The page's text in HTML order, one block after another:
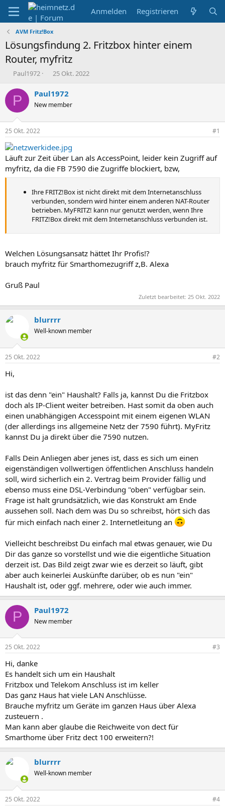
Anmelden Registrieren
AVM Fritz!Box
Lösungsfindung 2. Fritzbox hinter einem
Router, myfritz
E
s
e
r
Paul1972
E
s
e
t
a
m
25 Okt. 2022
P Paul1972
New member
25 Okt. 2022 #1
Läuft zur Zeit über Lan als AccessPoint, leider kein Zugriff auf
myfritz, da die FB 7590 die Zugriffe blockiert, bzw,
Ihre FRITZ!Box ist nicht direkt mit dem Internetanschluss
verbunden, sondern wird hinter einem anderen NAT-Router
betrieben. MyFRITZ! kann nur genutzt werden, wenn Ihre
FRITZ!Box direkt mit dem Internetanschluss verbunden ist.
Welchen Lösungsansatz hättet Ihr Profis!?
brauch myfritz für Smarthomezugriff z,B. Alexa
Gruß Paul
Zuletzt bearbeitet: 25 Okt. 2022
blurrrr
Well-known member
25 Okt. 2022 #2
Hi,
ist das denn "ein" Haushalt? Falls ja, kannst Du die Fritzbox
doch als IP-Client weiter betreiben. Hast somit da oben auch
einen unabhängigen Accesspoint mit einem eigenen WLAN
(der allerdings ins allgemeine Netz der 7590 führt). MyFritz
kannst Du ja direkt über die 7590 nutzen.
Falls Dein Anliegen aber jenes ist, dass es sich um einen
eigenständigen vollwertigen öffentlichen Anschluss handeln
soll, wird sicherlich ein 2. Vertrag beim Provider fällig und
ebenso muss eine DSL-Verbindung "oben" verfügbar sein.
Frage ist halt grundsätzlich, wie das Konstrukt am Ende
aussehen soll. Nach dem was Du so schreibst, hört sich das
für mich einfach nach einer 2. Internetleitung an
Vielleicht beschreibst Du einfach mal etwas genauer, wie Du
Dir das ganze so vorstellst und wie die eigentliche Situation
derzeit ist. Das Bild zeigt zwar wie es derzeit so läuft, gibt
aber auch keinerlei Auskünfte darüber, ob es nun "ein"
Haushalt ist, oder ggf. mehrere, oder wie auch immer.
P Paul1972
New member
25 Okt. 2022 #3
Hi, danke
Es handelt sich um ein Haushalt
Fritzbox und Telekom Anschluss ist im keller
Das ganz Haus hat viele LAN Anschlüsse.
Brauche myfritz um Geräte im ganzen Haus über Alexa
zusteuern .
Man kann aber glaube die Reichweite von dect für
Smarthome über Fritz dect 100 erweitern?!
blurrrr
Well-known member
25 Okt. 2022 #4